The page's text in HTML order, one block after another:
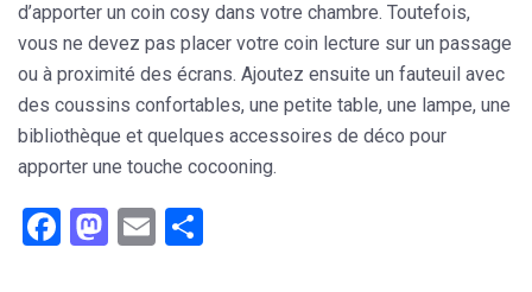
d’apporter un coin cosy dans votre chambre. Toutefois,
vous ne devez pas placer votre coin lecture sur un passage
ou à proximité des écrans. Ajoutez ensuite un fauteuil avec
des coussins confortables, une petite table, une lampe, une
bibliothèque et quelques accessoires de déco pour
apporter une touche cocooning.
Facebook
Mastodon
Email